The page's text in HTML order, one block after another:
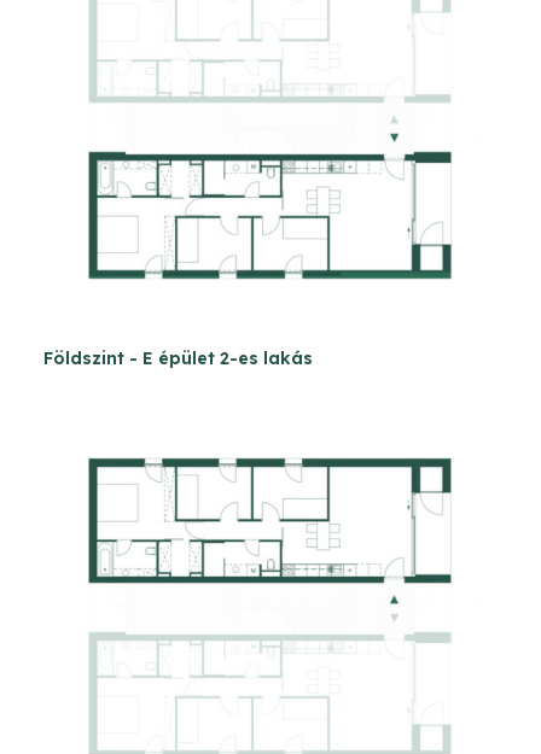
Földszint - E épület 2-es lakás